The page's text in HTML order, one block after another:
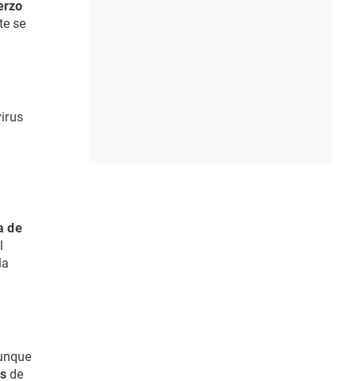
se
de
de